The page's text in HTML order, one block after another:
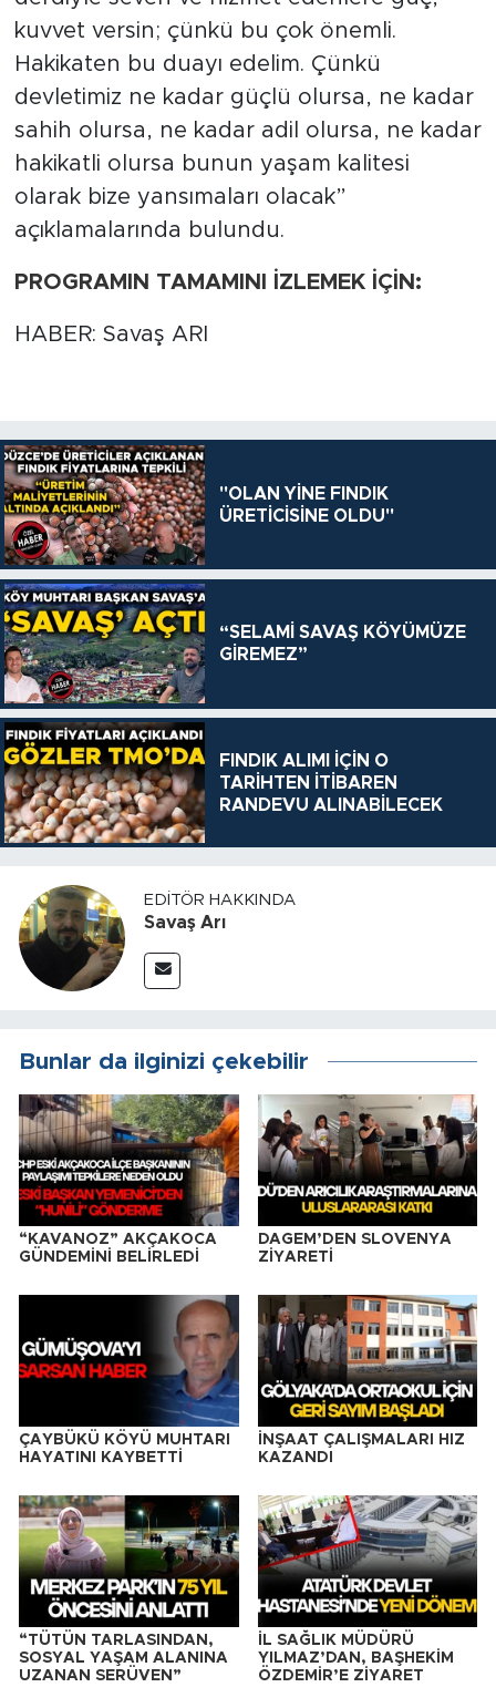
kuvvet versin; çünkü bu çok önemli.
Hakikaten bu duayı edelim. Çünkü
devletimiz ne kadar güçlü olursa, ne kadar
sahih olursa, ne kadar adil olursa, ne kadar
hakikatli olursa bunun yaşam kalitesi
olarak bize yansımaları olacak”
açıklamalarında bulundu.
PROGRAMIN TAMAMINI İZLEMEK İÇİN:
HABER: Savaş ARI
"OLAN YİNE FINDIK
ÜRETİCİSİNE OLDU"
“SELAMİ SAVAŞ KÖYÜMÜZE
GİREMEZ”
FINDIK ALIMI İÇİN O
TARİHTEN İTİBAREN
RANDEVU ALINABİLECEK
EDITÖR HAKKINDA
Savaş Arı
Bunlar da ilginizi çekebilir
“KAVANOZ” AKÇAKOCA
GÜNDEMİNİ BELİRLEDİ
DAGEM’DEN SLOVENYA
ZİYARETİ
ÇAYBÜKÜ KÖYÜ MUHTARI
HAYATINI KAYBETTİ
İNŞAAT ÇALIŞMALARI HIZ
KAZANDI
“TÜTÜN TARLASINDAN,
SOSYAL YAŞAM ALANINA
UZANAN SERÜVEN”
İL SAĞLIK MÜDÜRÜ
YILMAZ’DAN, BAŞHEKİM
ÖZDEMİR’E ZİYARET